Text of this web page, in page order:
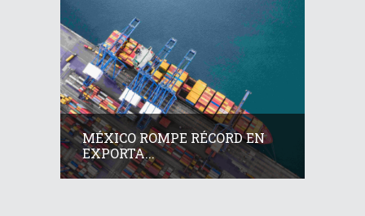
MÉXICO ROMPE RÉCORD EN
EXPORTA...